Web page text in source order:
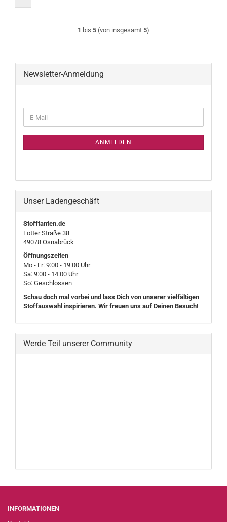
1 bis 5 (von insgesamt 5)
Newsletter-Anmeldung
ZUR
E-
Mail
ANMELDEN
Unser Ladengeschäft
Stofftanten.de
Lotter Straße 38
49078 Osnabrück
Öffnungszeiten
Mo - Fr: 9:00 - 19:00 Uhr
Sa: 9:00 - 14:00 Uhr
So: Geschlossen
Schau doch mal vorbei und lass Dich von unserer vielfältigen
Stoffauswahl inspirieren. Wir freuen uns auf Deinen Besuch!
Werde Teil unserer Community
INFORMATIONEN